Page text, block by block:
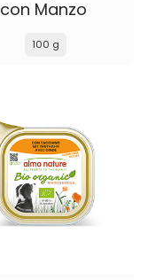
con Manzo
100 g